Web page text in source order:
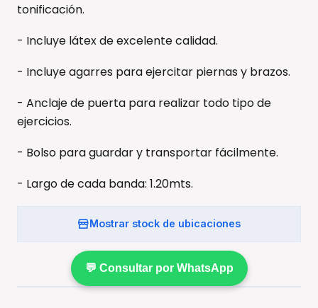
tonificación.
- Incluye látex de excelente calidad.
- Incluye agarres para ejercitar piernas y brazos.
- Anclaje de puerta para realizar todo tipo de
ejercicios.
- Bolso para guardar y transportar fácilmente.
- Largo de cada banda: 1.20mts.
Mostrar stock de ubicaciones
💬 Consultar por WhatsApp